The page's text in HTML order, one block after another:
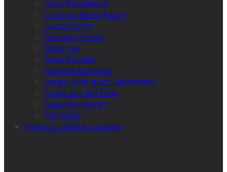
Julya Nikolaevna
Lorenzo Maria Pacini
Lucas Leiroz
Marcelo Colussi
Matin Jay
Pepe Escobar
Raphael Machado
Sergio Rodríguez Gelfenstein
Sonja van den Ende
Suleyman Karan
Vali Kaleji
América Latina e Caraíbas